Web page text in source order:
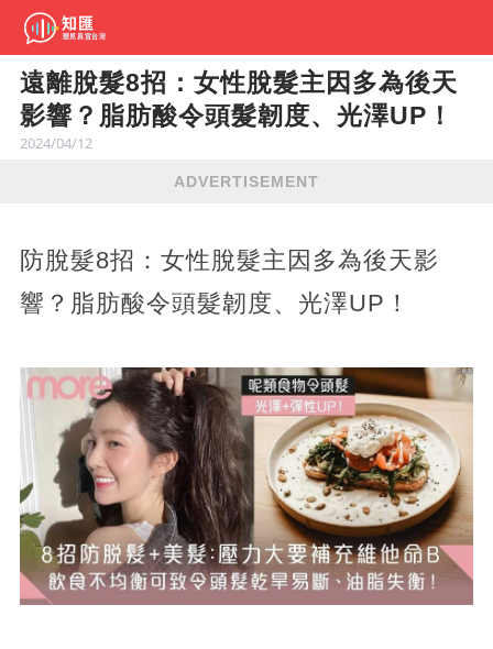
遠離脫髮8招：女性脫髮主因多為後天
影響？脂肪酸令頭髮韌度、光澤UP！
2024/04/12
ADVERTISEMENT
防脫髮8招：女性脫髮主因多為後天影
響？脂肪酸令頭髮韌度、光澤UP！